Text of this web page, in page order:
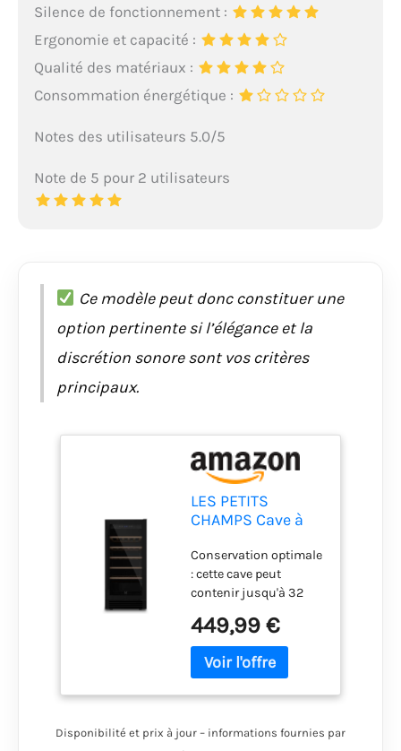
Silence de fonctionnement :
Ergonomie et capacité :
Qualité des matériaux :
Consommation énergétique :
Notes des utilisateurs 5.0/5
Note de 5 pour 2 utilisateurs
Ce modèle peut donc constituer une
option pertinente si l’élégance et la
discrétion sonore sont vos critères
principaux.
LES PETITS
CHAMPS Cave à
Sous Plan 32
Bouteilles
CAVCEB32 Black
Edition, Capacité
82 L, Design
Élégant en Acier
Inoxydable,
Conservation optimale
: cette cave peut
contenir jusqu'à 32
permettant de
conserver tous vos
vins dans des
449,99 €
Disponibilité et prix à jour – informations fournies par